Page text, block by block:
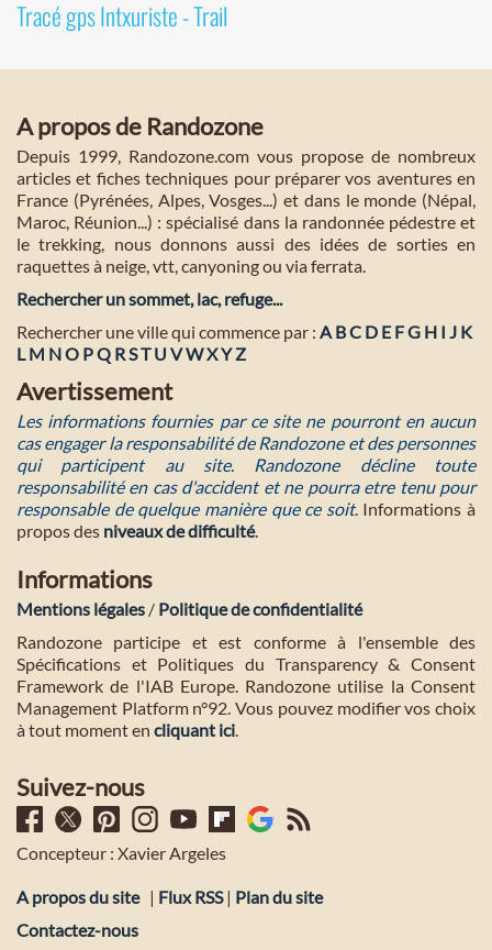
Tracé gps Intxuriste - Trail
A propos de Randozone
Depuis 1999, Randozone.com vous propose de nombreux
articles et fiches techniques pour préparer vos aventures en
France (Pyrénées, Alpes, Vosges...) et dans le monde (Népal,
Maroc, Réunion...) : spécialisé dans la randonnée pédestre et
le trekking, nous donnons aussi des idées de sorties en
raquettes à neige, vtt, canyoning ou via ferrata.
Rechercher un sommet, lac, refuge...
Rechercher une ville qui commence par : A BC D E FG H I J K
L M NO PQ RST U VWXYZ
Avertissement
Les informations fournies par ce site ne pourront en aucun
cas engager la responsabilité de Randozone et des personnes
qui participent au site. Randozone décline toute
responsabilité en cas d'accident et ne pourra etre tenu pour
responsable de quelque manière que ce soit. Informations à
propos des niveaux de difficulté.
Informations
Mentions légales / Politique de confidentialité
Randozone participe et est conforme à l'ensemble des
Spécifications et Politiques du Transparency & Consent
Framework de l'IAB Europe. Randozone utilise la Consent
Management Platform n°92. Vous pouvez modifier vos choix
à tout moment en cliquant ici.
Suivez-nous
Concepteur : Xavier Argeles
A propos du site | Flux RSS| Plan du site
Contactez-nous